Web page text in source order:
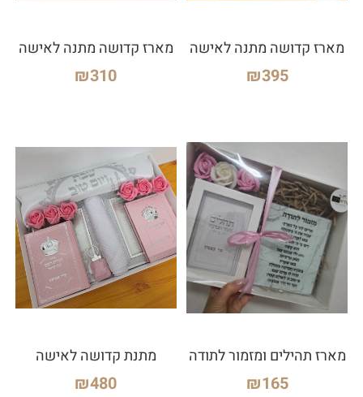
מארז קדושה מתנה לאישה
₪395
מארז קדושה מתנה לאישה
₪310
מארז תהילים ומזמור לתודה
₪165
מתנת קדושה לאישה
₪480